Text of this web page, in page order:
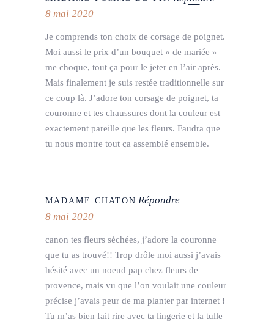
8 mai 2020
Je comprends ton choix de corsage de poignet.
Moi aussi le prix d’un bouquet « de mariée »
me choque, tout ça pour le jeter en l’air après.
Mais finalement je suis restée traditionnelle sur
ce coup là. J’adore ton corsage de poignet, ta
couronne et tes chaussures dont la couleur est
exactement pareille que les fleurs. Faudra que
tu nous montre tout ça assemblé ensemble.
MADAME CHATON Répondre
8 mai 2020
canon tes fleurs séchées, j’adore la couronne
que tu as trouvé!! Trop drôle moi aussi j’avais
hésité avec un noeud pap chez fleurs de
provence, mais vu que l’on voulait une couleur
précise j’avais peur de ma planter par internet !
Tu m’as bien fait rire avec ta lingerie et la tulle